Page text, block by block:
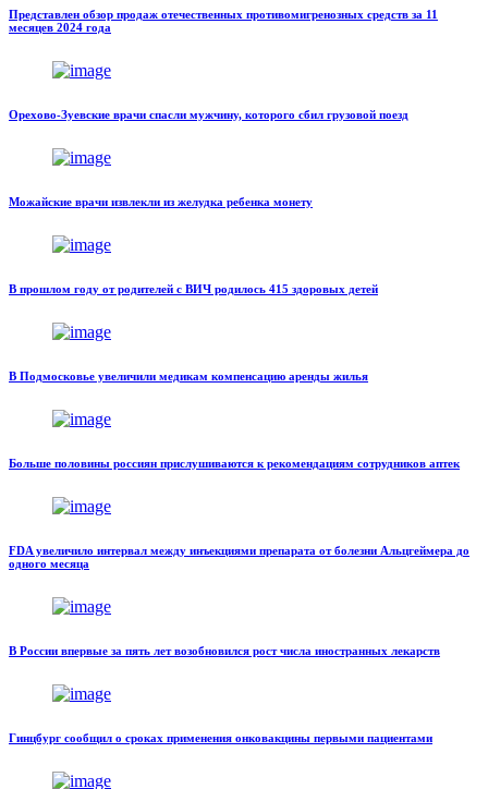
Представлен обзор продаж отечественных противомигренозных средств за 11
месяцев 2024 года
Орехово-Зуевские врачи спасли мужчину, которого сбил грузовой поезд
Можайские врачи извлекли из желудка ребенка монету
В прошлом году от родителей с ВИЧ родилось 415 здоровых детей
В Подмосковье увеличили медикам компенсацию аренды жилья
Больше половины россиян прислушиваются к рекомендациям сотрудников аптек
FDA увеличило интервал между инъекциями препарата от болезни Альцгеймера до
одного месяца
В России впервые за пять лет возобновился рост числа иностранных лекарств
Гинцбург сообщил о сроках применения онковакцины первыми пациентами